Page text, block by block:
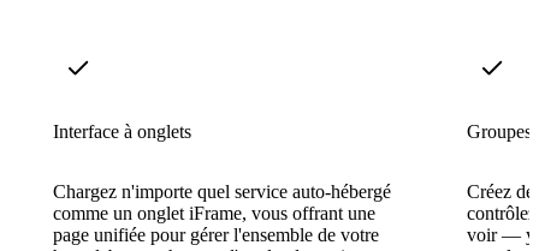
Interface à onglets
Chargez n'importe quel service auto-hébergé
comme un onglet iFrame, vous offrant une
page unifiée pour gérer l'ensemble de votre
Groupes
Créez
voir — y